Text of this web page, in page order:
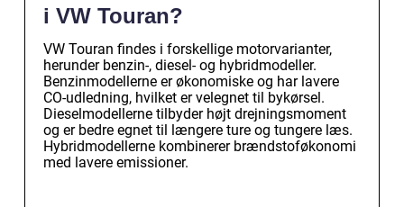
i VW Touran?
VW Touran findes i forskellige motorvarianter,
herunder benzin-, diesel- og hybridmodeller.
Benzinmodellerne er økonomiske og har lavere
CO-udledning, hvilket er velegnet til bykørsel.
Dieselmodellerne tilbyder højt drejningsmoment
og er bedre egnet til længere ture og tungere læs.
Hybridmodellerne kombinerer brændstoføkonomi
med lavere emissioner.